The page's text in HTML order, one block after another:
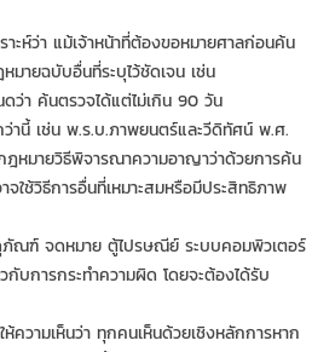
ห์ว่า แม้เจ้าหน้าที่ต้องขอหมายศาลก่อนค้น
มายฉบับอื่นที่ระบุไว้ชัดเจน เช่น
ว่า ค้นตรวจได้แต่ไม่เกิน 90 วัน
ว่านี้ เช่น พ.ร.บ.ภาพยนตร์และวีดิทัศน์ พ.ศ.
ฎหมายวิธีพิจารณาความอาญาว่าด้วยการค้น
ใช้วิธีการอื่นที่เหมาะสมหรือมีประสิทธิภาพ
ภัณฑ์ จดหมาย ตู้ไปรษณีย์ ระบบคอมพิวเตอร์
บการกระทำความผิด โดยจะต้องได้รับ
ความเห็นว่า ทุกคนเห็นด้วยเชิงหลักการหาก